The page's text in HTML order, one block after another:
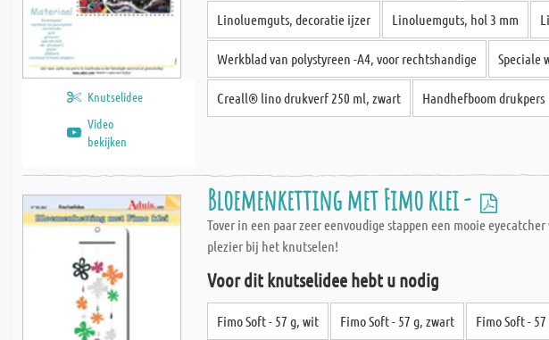
Knutselidee
Video
bekijken
Linoluemguts, decoratie ijzer Linoluemguts, hol 3 mm
Werkblad van polystyreen -A4, voor rechtshandige Speciale
Creall® lino drukverf 250 ml, zwart Handhefboom drukpers
Bloemenketting met Fimo klei -
Tover in een paar zeer eenvoudige stappen een mooie
plezier bij het knutselen!
Voor dit knutselidee hebt u nodig
Fimo Soft - 57 g, wit Fimo Soft - 57 g, zwart Fimo Soft -